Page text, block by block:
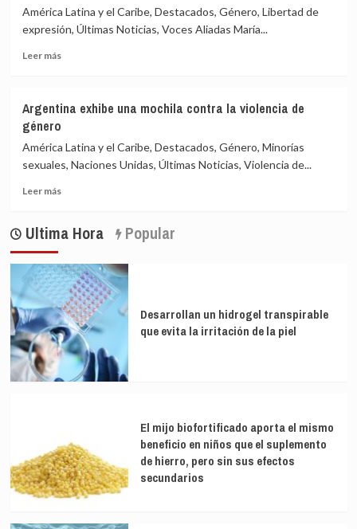
llegó
a
América
Latina
América Latina y el Caribe, Destacados, Género, Libertad de
expresión, Últimas Noticias, Voces Aliadas María...
Leer másLeer
periodismo
feminista
llegó
América
Latina
Argentina exhibe una mochila contra la violencia de
género
América Latina y el Caribe, Destacados, Género, Minorías
sexuales, Naciones Unidas, Últimas Noticias, Violencia de...
Leer másLeer
Argentina
una
mochila
contra
la
violencia
de
género
Ultima Hora Popular
Desarrollan un hidrogel transpirable
que evita la irritación de la piel
El mijo biofortificado aporta el mismo
beneficio en niños que el suplemento
de hierro, pero sin sus efectos
secundarios